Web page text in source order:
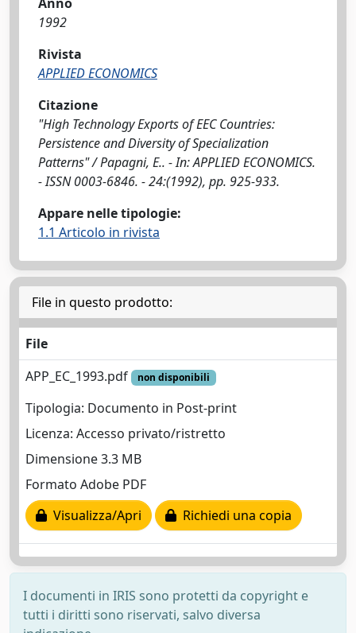
1992
Rivista
APPLIED ECONOMICS
Citazione
"High Technology Exports of EEC Countries:
Persistence and Diversity of Specialization
Patterns" / Papagni, E.. - In: APPLIED ECONOMICS.
- ISSN 0003-6846. - 24:(1992), pp. 925-933.
Appare nelle tipologie:
1.1 Articolo in rivista
File in questo prodotto:
File
APP_EC_1993.pdf
non disponibili
Tipologia: Documento in Post-print
Licenza: Accesso privato/ristretto
Dimensione 3.3 MB
Formato Adobe PDF
Visualizza/Apri
Richiedi una copia
I documenti in IRIS sono protetti da copyright e
tutti i diritti sono riservati, salvo diversa